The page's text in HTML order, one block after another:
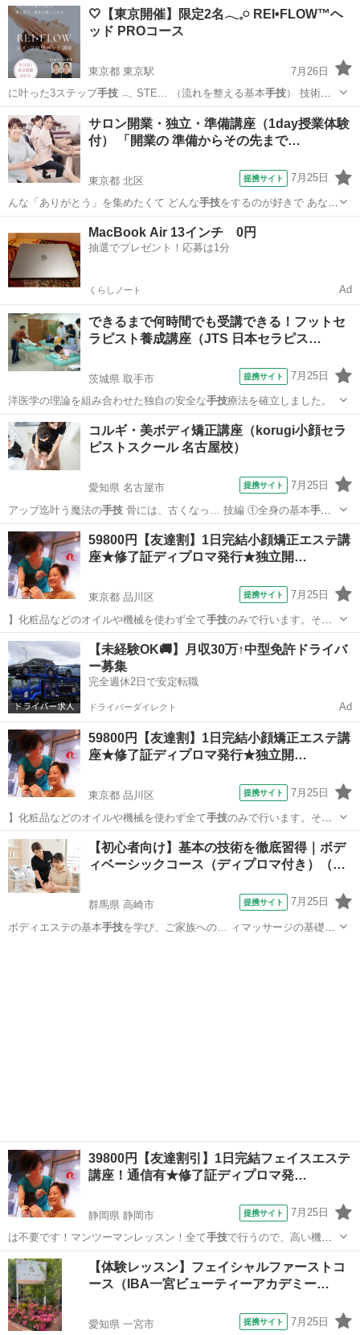
愛知 名古屋市 マッサージ
🤍【東京開催】限定2名𓂃𓈒𓏸 REI•FLOW™ヘ
ッド PROコース
東京都 東京駅
7月26日
に叶った3ステップ手技 𓂃 STE… （流れを整える基本手技） 技術だ
け…
東京 江東区 東京駅 ヘッドスパ ヘッド
サロン開業・独立・準備講座（1day授業体験
付） 「開業の 準備からその先まで…
東京都 北区 提携サイト 7月25日
んな「ありがとう」を集めたくて どんな手技をするのが好きで あなた
だけのプラン…
マッサージ
MacBook Air 13インチ 0円
抽選でプレゼント！応募は1分
くらしノート Ad
できるまで何時間でも受講できる！フットセ
ラピスト養成講座（JTS 日本セラピス…
茨城県 取手市 提携サイト 7月25日
洋医学の理論を組み合わせた独自の安全な手技療法を確立しました。
茨城 取手市 リフレクソロジー
コルギ・美ボディ矯正講座（korugi小顔セラ
ピストスクール 名古屋校）
愛知県 名古屋市 提携サイト 7月25日
アップ迄叶う魔法の手技骨には、古くなっ… 技編 ①全身の基本手技
②骨盤調整③肩甲骨… ⑧美容アプローチ手技⑨ヒップアップ
愛知 名古屋市 マッサージ
59800円【友達割】1日完結小顔矯正エステ講
座★修了証ディプロマ発行★独立開…
東京都 品川区 提携サイト 7月25日
】化粧品などのオイルや機械を使わず全て手技のみで行います。その
為、お客様はメイク…
東京 品川区 エステ
【未経験OK🚚】月収30万↑中型免許ドライバ
ー募集
完全週休2日で安定転職
ドライバーダイレクト Ad
59800円【友達割】1日完結小顔矯正エステ講
座★修了証ディプロマ発行★独立開…
東京都 品川区 提携サイト 7月25日
】化粧品などのオイルや機械を使わず全て手技のみで行います。その
為、お客様はメイク…
東京 品川区 エステ
【初心者向け】基本の技術を徹底習得｜ボデ
ィベーシックコース（ディプロマ付き）（…
群馬県 高崎市 提携サイト 7月25日
ボディエステの基本手技を学び、ご家族への… ィマッサージの基礎
39800円【友達割引】1日完結フェイスエステ
講座！通信有★修了証ディプロマ発…
静岡県 静岡市 提携サイト 7月25日
は不要です！マンツーマンレッスン！全て手技で行うので、高い機械
を購入する必要は一…
静岡 静岡市 エステ
【体験レッスン】フェイシャルファーストコ
ース（IBA一宮ビューティーアカデミー…
愛知県 一宮市 提携サイト 7月25日